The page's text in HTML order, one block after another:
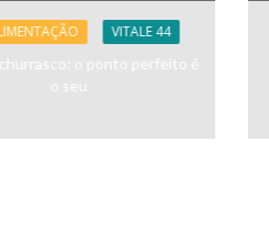
VITALE 44
o ponto perfeito é
o seu